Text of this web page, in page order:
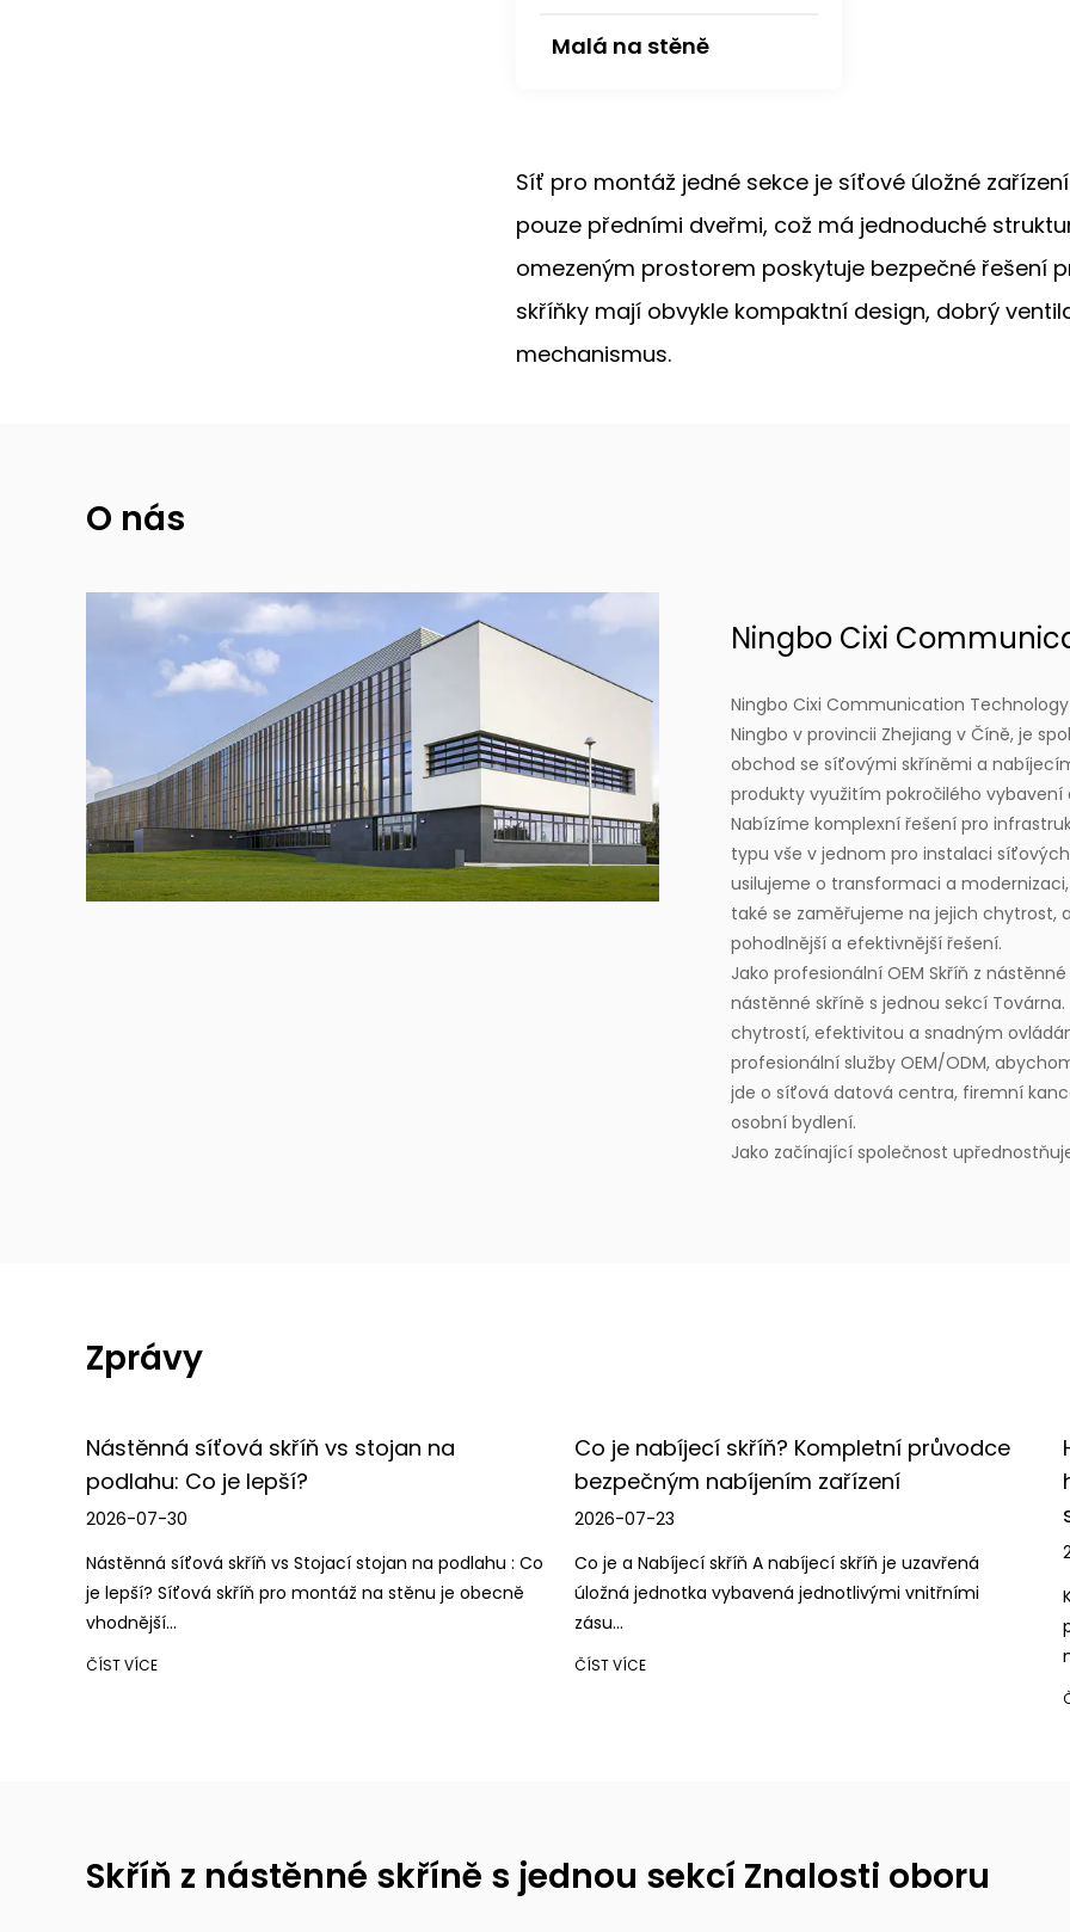
Malá na stěně
Síť pro montáž jedné sekce je síťové úložné
pouze předními dveřmi, což má jednoduché
omezeným prostorem poskytuje bezpečné řešení
skříňky mají obvykle kompaktní design, dobrý
mechanismus.
O nás
Ningbo Cixi
Ningbo Cixi Communication
Ningbo v provincii Zhejiang v Číně, je
obchod se síťovými skříněmi a
produkty využitím pokročilého
Nabízíme komplexní řešení pro
typu vše v jednom pro instalaci
usilujeme o transformaci a
také se zaměřujeme na jejich chytrost,
pohodlnější a efektivnější řešení.
Jako profesionální OEM Skříň z
nástěnné skříně s jednou sekcí Továrna
chytrostí, efektivitou a snadným
profesionální služby OEM/ODM,
jde o síťová datová centra, firemní
osobní bydlení.
Jako začínající společnost
Zprávy
stojan na
stojan na podlahu : Co
na stěnu je obecně
Co je nabíjecí skříň? Kompletní průvodce
bezpečným nabíjením zařízení
Co je a Nabíjecí skříň A nabíjecí skříň je uzavřená
úložná jednotka vybavená jednotlivými vnitřními
Hlavní faktory, které je třeba
hromadném nákupu
2026-07-16
Krátká odpověď: Před porovnáním
porovnejte velikost, nosnost a ventilaci
Skříň z nástěnné skříně s jednou sekcí Znalosti oboru